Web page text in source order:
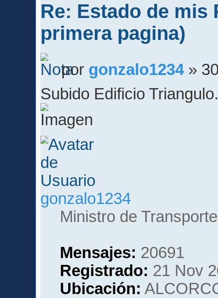
Re: Estado de mis
primera pagina)
por gonzalo1234»
Subido Edificio
gonzalo1234
Ministro de Transporte
Mensajes: 20691
Registrado: 21 Nov
Ubicación: